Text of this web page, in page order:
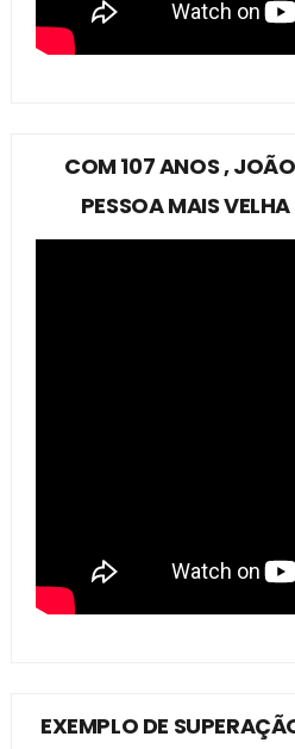
COM 107 ANOS ,
PESSOA MAIS
EXEMPLO DE